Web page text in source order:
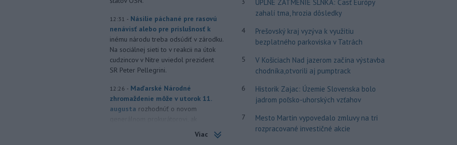
12:31 - Násilie páchané pre rasovú
nenávisť alebo pre príslušnosť k
inému národu treba odsúdiť v zárodku.
Na sociálnej sieti to v reakcii na útok
cudzincov v Nitre uviedol prezident
SR Peter Pellegrini.
12:26 - Maďarské Národné
zhromaždenie môže v utorok 11.
augusta rozhodnúť o novom
šesťmesačnej výpovednej lehoty.
Viac
ÚPLNÉ ZATMENIE SLNKA: Časť Európy
zahalí tma, hrozia dôsledky
4
Prešovský kraj vyzýva k využitiu
bezplatného parkoviska v Tatrách
5
V Košiciach Nad jazerom začína výstavba
chodníka,otvorili aj pumptrack
6
Historik Zajac: Územie Slovenska bolo
jadrom poľsko-uhorských vzťahov
7
Mesto Martin vypovedalo zmluvy na tri
rozpracované investičné akcie